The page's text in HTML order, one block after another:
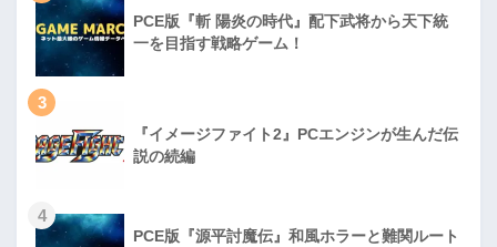
PCE版『斬 陽炎の時代』配下武将から天下統
一を目指す戦略ゲーム！
3
『イメージファイト2』PCエンジンが生んだ伝
説の続編
4
PCE版『源平討魔伝』和風ホラーと難関ルート